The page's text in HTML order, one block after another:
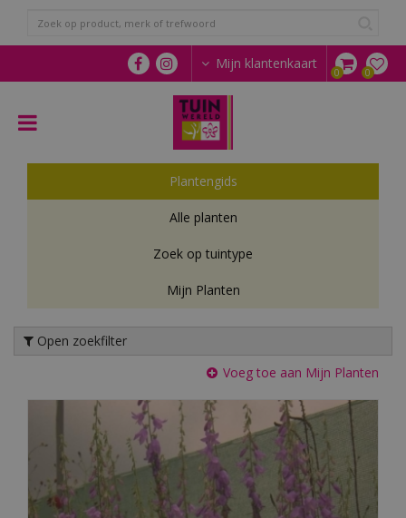
n
a
Mijn klantenkaart
Plantengids
Alle planten
Zoek op tuintype
Mijn Planten
Open zoekfilter
Voeg toe aan Mijn Planten